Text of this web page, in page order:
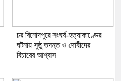
চর বিনোদপুরে সংঘর্ষ-হত্যাকাণ্ডের
ঘটনায় সুষ্ঠু তদন্ত ও দোষীদের
বিচারের আশ্বাস